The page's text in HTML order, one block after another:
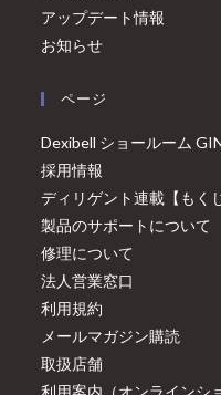
アップデート情報
お知らせ
ページ
Dexibell ショールーム
採用情報
ディリゲント連載【もく
製品のサポートについて
修理について
法人営業窓口
利用規約
メールマガジン購読
取扱店舗
利用案内（オンラインシ